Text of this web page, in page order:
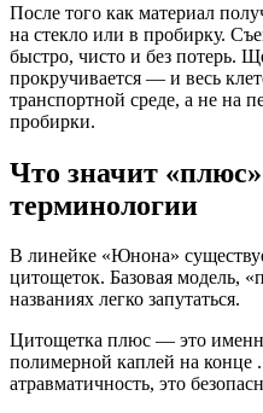
После того как материал
на стекло или в пробирку.
быстро, чисто и без потерь.
прокручивается — и весь
транспортной среде, а не на
пробирки.
Что значит
терминологии
В линейке «Юнона»
цитощеток. Базовая модель,
названиях легко запутаться.
Цитощетка плюс — это
полимерной каплей на
атравматичность, это